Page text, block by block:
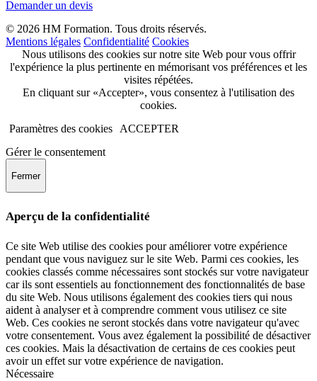
Demander un devis
© 2026 HM Formation. Tous droits réservés.
Mentions légales Confidentialité Cookies
Nous utilisons des cookies sur notre site Web pour vous offrir
l'expérience la plus pertinente en mémorisant vos préférences et les
visites répétées.
En cliquant sur «Accepter», vous consentez à l'utilisation des
cookies.
Paramètres des cookies
ACCEPTER
Gérer le consentement
Fermer
Aperçu de la confidentialité
Ce site Web utilise des cookies pour améliorer votre expérience
pendant que vous naviguez sur le site Web. Parmi ces cookies, les
cookies classés comme nécessaires sont stockés sur votre navigateur
car ils sont essentiels au fonctionnement des fonctionnalités de base
du site Web. Nous utilisons également des cookies tiers qui nous
aident à analyser et à comprendre comment vous utilisez ce site
Web. Ces cookies ne seront stockés dans votre navigateur qu'avec
votre consentement. Vous avez également la possibilité de désactiver
ces cookies. Mais la désactivation de certains de ces cookies peut
avoir un effet sur votre expérience de navigation.
Nécessaire